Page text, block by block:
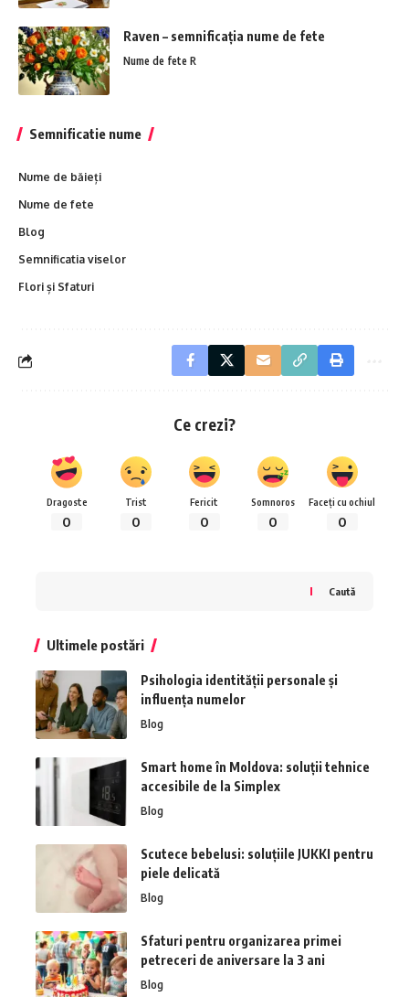
Raven – semnificația nume de fete
Nume de fete R
Semnificatie nume
Nume de băieți
Nume de fete
Blog
Semnificatia viselor
Flori și Sfaturi
Ce crezi?
Dragoste
0
Trist
0
Fericit
0
Somnoros
0
Faceți cu ochiul
0
Caută
Ultimele postări
Psihologia identității personale și
influența numelor
Blog
Smart home în Moldova: soluții tehnice
accesibile de la Simplex
Blog
Scutece bebelusi: soluțiile JUKKI pentru
piele delicată
Blog
Sfaturi pentru organizarea primei
petreceri de aniversare la 3 ani
Blog